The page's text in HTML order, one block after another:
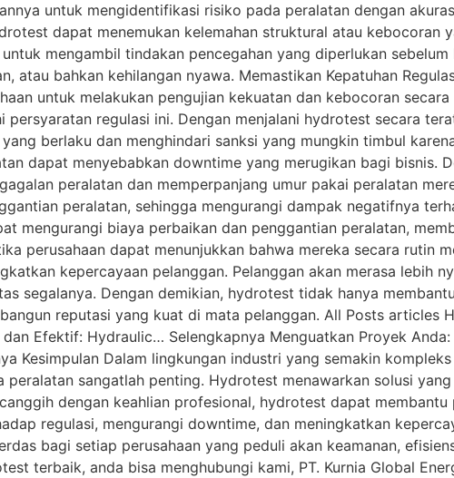
untuk mengidentifikasi risiko pada peralatan dengan
dapat menemukan kelemahan struktural atau kebocoran
mengambil tindakan pencegahan yang diperlukan
atau bahkan kehilangan nyawa. Memastikan Kepatuhan
untuk melakukan pengujian kekuatan dan kebocoran
persyaratan regulasi ini. Dengan menjalani hydrotest secara
berlaku dan menghindari sanksi yang mungkin timbul
dapat menyebabkan downtime yang merugikan bagi bisnis.
peralatan dan memperpanjang umur pakai peralatan
peralatan, sehingga mengurangi dampak negatifnya
mengurangi biaya perbaikan dan penggantian peralatan,
perusahaan dapat menunjukkan bahwa mereka secara rutin
kepercayaan pelanggan. Pelanggan akan merasa lebih
segalanya. Dengan demikian, hydrotest tidak hanya
reputasi yang kuat di mata pelanggan. All Posts
Efektif: Hydraulic… Selengkapnya Menguatkan Proyek
Kesimpulan Dalam lingkungan industri yang semakin
sangatlah penting. Hydrotest menawarkan solusi
dengan keahlian profesional, hydrotest dapat
regulasi, mengurangi downtime, dan meningkatkan
bagi setiap perusahaan yang peduli akan keamanan,
terbaik, anda bisa menghubungi kami, PT. Kurnia Global